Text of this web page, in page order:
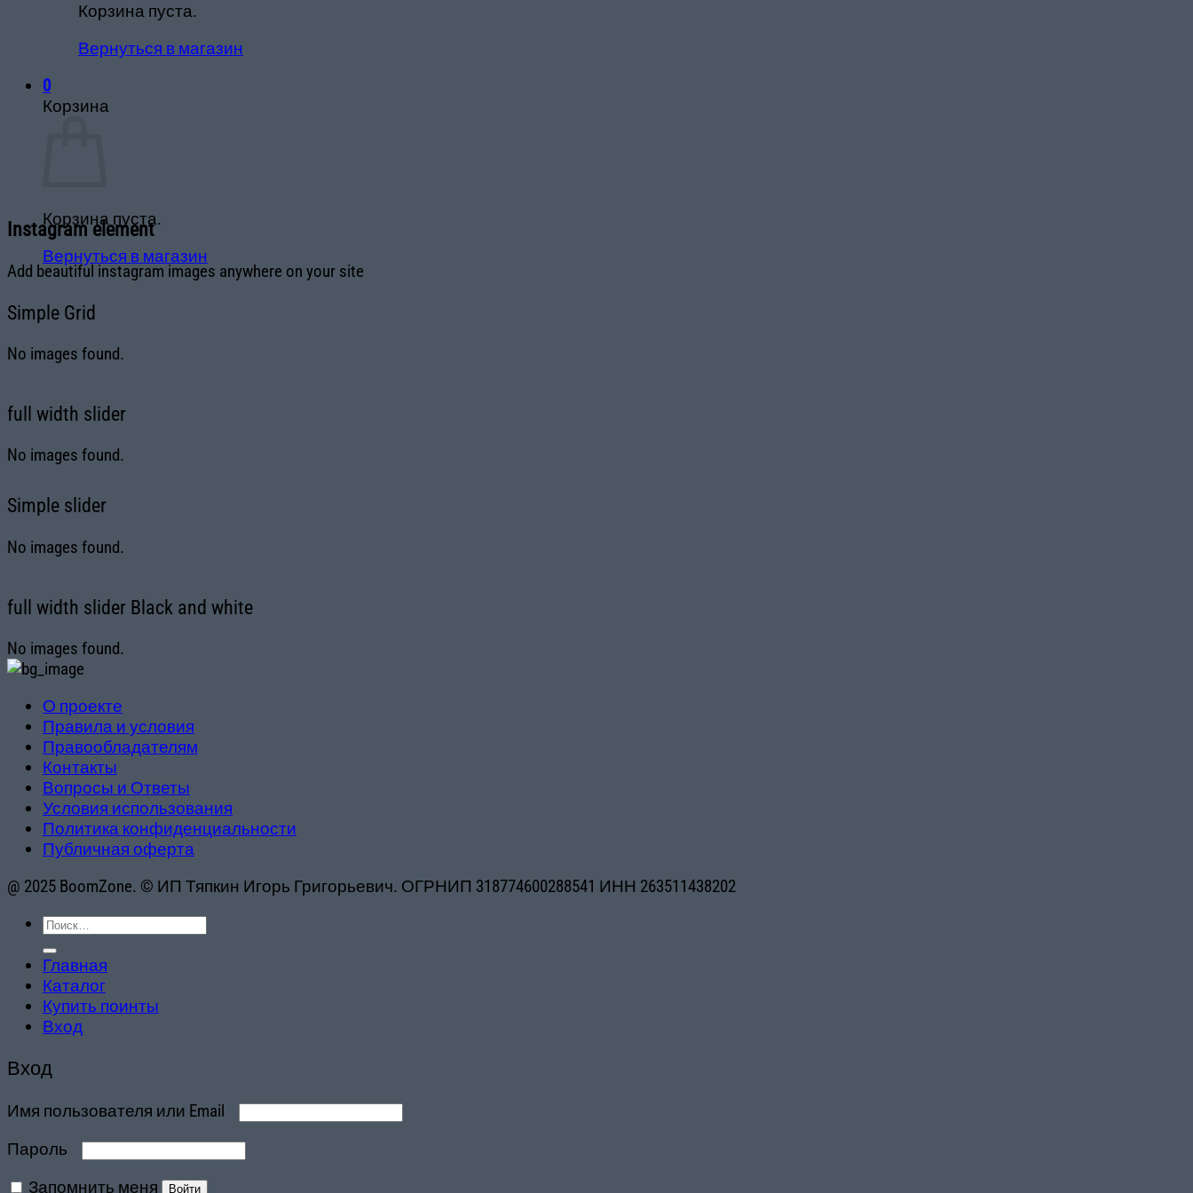
Корзина пуста.
Вернуться в магазин
0
Корзина
Корзина пуста.
Вернуться в магазин
Instagram element
Add beautiful instagram images anywhere on your site
Simple Grid
No images found.
full width slider
No images found.
Simple slider
No images found.
full width slider Black and white
No images found.
О проекте
Правила и условия
Правообладателям
Контакты
Вопросы и Ответы
Условия использования
Политика конфиденциальности
Публичная оферта
@ 2025 BoomZone. © ИП Тяпкин Игорь Григорьевич. ОГРНИП 318774600288541 ИНН 263511438202
Искать:
Главная
Каталог
Купить поинты
Вход
Вход
Имя пользователя или Email
Обязательно
Пароль
Обязательно
Запомнить меня
Войти